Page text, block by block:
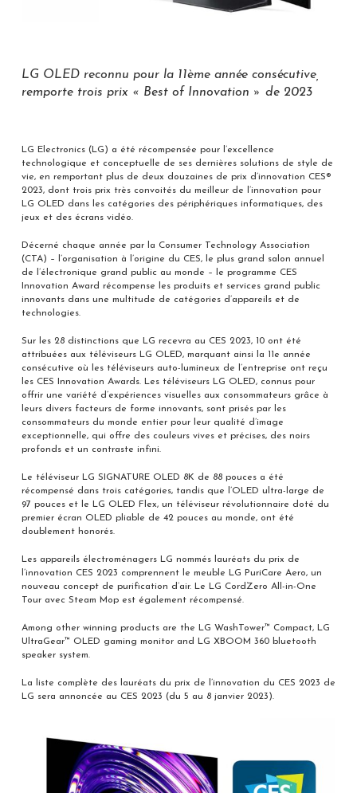
LG OLED reconnu pour la 11ème année consécutive,
remporte trois prix « Best of Innovation » de 2023
LG Electronics (LG) a été récompensée pour l’excellence
technologique et conceptuelle de ses dernières solutions de style de
vie, en remportant plus de deux douzaines de prix d’innovation CES®
2023, dont trois prix très convoités du meilleur de l’innovation pour
LG OLED dans les catégories des périphériques informatiques, des
jeux et des écrans vidéo.
Décerné chaque année par la Consumer Technology Association
(CTA) – l’organisation à l’origine du CES, le plus grand salon annuel
de l’électronique grand public au monde – le programme CES
Innovation Award récompense les produits et services grand public
innovants dans une multitude de catégories d’appareils et de
technologies.
Sur les 28 distinctions que LG recevra au CES 2023, 10 ont été
attribuées aux téléviseurs LG OLED, marquant ainsi la 11e année
consécutive où les téléviseurs auto-lumineux de l’entreprise ont reçu
les CES Innovation Awards. Les téléviseurs LG OLED, connus pour
offrir une variété d’expériences visuelles aux consommateurs grâce à
leurs divers facteurs de forme innovants, sont prisés par les
consommateurs du monde entier pour leur qualité d’image
exceptionnelle, qui offre des couleurs vives et précises, des noirs
profonds et un contraste infini.
Le téléviseur LG SIGNATURE OLED 8K de 88 pouces a été
récompensé dans trois catégories, tandis que l’OLED ultra-large de
97 pouces et le LG OLED Flex, un téléviseur révolutionnaire doté du
premier écran OLED pliable de 42 pouces au monde, ont été
doublement honorés.
Les appareils électroménagers LG nommés lauréats du prix de
l’innovation CES 2023 comprennent le meuble LG PuriCare Aero, un
nouveau concept de purification d’air. Le LG CordZero All-in-One
Tour avec Steam Mop est également récompensé.
Among other winning products are the LG WashTower™ Compact, LG
UltraGear™ OLED gaming monitor and LG XBOOM 360 bluetooth
speaker system.
La liste complète des lauréats du prix de l’innovation du CES 2023 de
LG sera annoncée au CES 2023 (du 5 au 8 janvier 2023).